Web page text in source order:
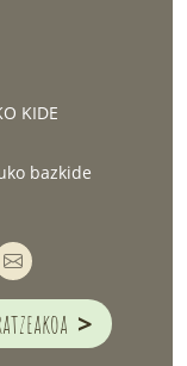
KIDE
bazkide
>